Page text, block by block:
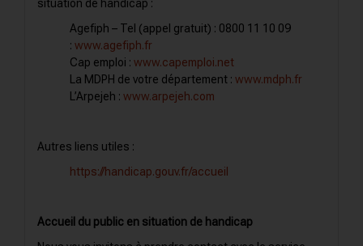
situation de handicap :
Agefiph – Tel (appel gratuit) : 0800 11 10 09
: www.agefiph.fr
Cap emploi : www.capemploi.net
La MDPH de votre département : www.mdph.fr
L’Arpejeh : www.arpejeh.com
Autres liens utiles :
https://handicap.gouv.fr/accueil
Accueil du public en situation de handicap